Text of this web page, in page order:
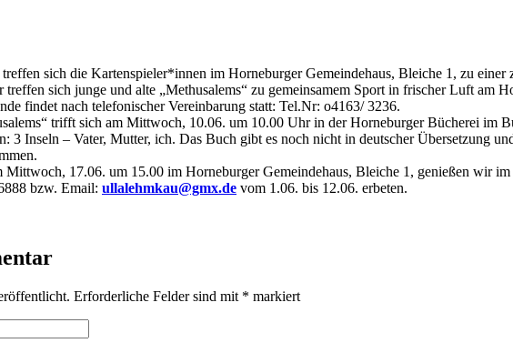
sich die Kartenspieler*innen im Horneburger Gemeindehaus, Bleiche 1, zu
treffen sich junge und alte „Methusalems“ zu gemeinsamem Sport in frischer Luft am
findet nach telefonischer Vereinbarung statt: Tel.Nr: o4163/ 3236.
trifft sich am Mittwoch, 10.06. um 10.00 Uhr in der Horneburger Bücherei im
3 Inseln – Vater, Mutter, ich. Das Buch gibt es noch nicht in deutscher Übersetzung
17.06. um 15.00 im Horneburger Gemeindehaus, Bleiche 1, genießen wir
bzw. Email: ullalehmkau@gmx.de vom 1.06. bis 12.06. erbeten.
Erforderliche Felder sind mit * markiert